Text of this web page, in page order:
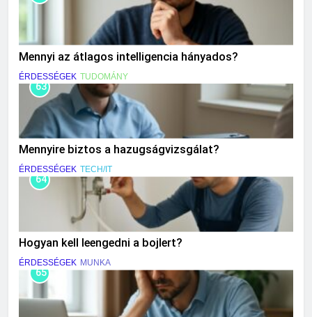
Mennyi az átlagos intelligencia hányados?
ÉRDESSÉGEK TUDOMÁNY
63
Mennyire biztos a hazugságvizsgálat?
ÉRDESSÉGEK TECH/IT
64
Hogyan kell leengedni a bojlert?
ÉRDESSÉGEK MUNKA
65